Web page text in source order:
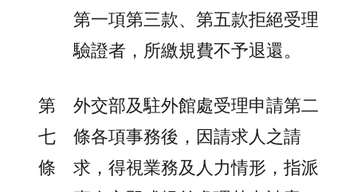
第一項第三款、第五款拒絕受理
驗證者，所繳規費不予退還。
第
七
條
外交部及駐外館處受理申請第二
條各項事務後，因請求人之請
求，得視業務及人力情形，指派